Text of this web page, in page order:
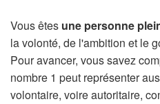
Vous êtes une personne
la volonté, de l'ambition et le
Pour avancer, vous savez
nombre 1 peut représenter
volontaire, voire autoritaire,